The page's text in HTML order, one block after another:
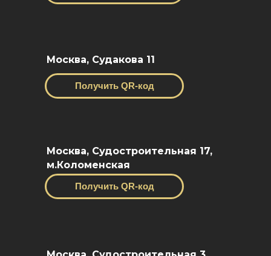
Москва, Судакова 11
Получить QR-код
Москва, Судостроительная 17,
м.Коломенская
Получить QR-код